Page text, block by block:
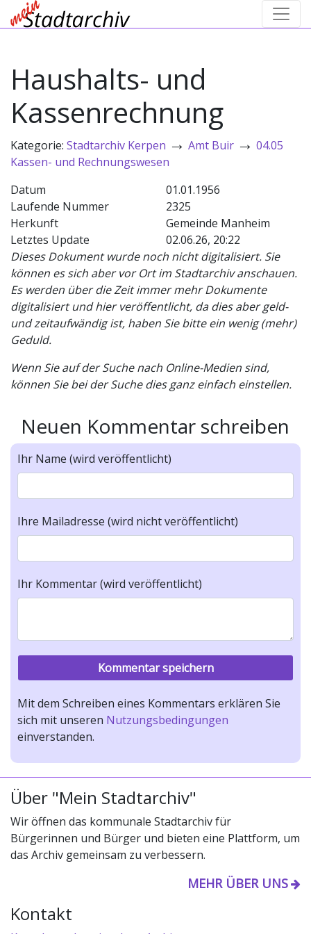
Haushalts- und
Kassenrechnung
Kategorie: Stadtarchiv Kerpen → Amt Buir → 04.05
Kassen- und Rechnungswesen
Datum
01.01.1956
Laufende Nummer
2325
Herkunft
Gemeinde Manheim
Letztes Update
02.06.26, 20:22
Dieses Dokument wurde noch nicht digitalisiert. Sie
können es sich aber vor Ort im Stadtarchiv anschauen.
Es werden über die Zeit immer mehr Dokumente
digitalisiert und hier veröffentlicht, da dies aber geld-
und zeitaufwändig ist, haben Sie bitte ein wenig (mehr)
Geduld.
Wenn Sie auf der Suche nach Online-Medien sind,
können Sie bei der Suche dies ganz einfach einstellen.
Neuen Kommentar schreiben
Ihr Name (wird veröffentlicht)
Ihre Mailadresse (wird nicht veröffentlicht)
Ihr Kommentar (wird veröffentlicht)
Mit dem Schreiben eines Kommentars erklären Sie
sich mit unseren Nutzungsbedingungen
einverstanden.
Über "Mein Stadtarchiv"
Wir öffnen das kommunale Stadtarchiv für
Bürgerinnen und Bürger und bieten eine Plattform, um
das Archiv gemeinsam zu verbessern.
MEHR ÜBER UNS
Kontakt